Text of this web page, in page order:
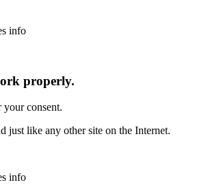
info
properly.
consent.
just like any other site on the Internet.
info